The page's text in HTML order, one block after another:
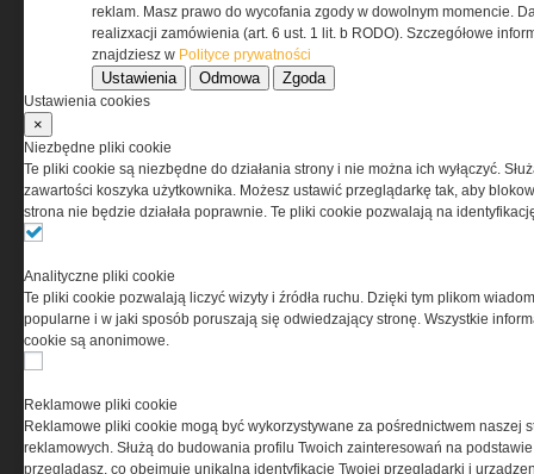
Przeczytaj regulamin
PRYWATNOŚĆ
Ta witryna wykorzystuje pliki cookies do przechowywania
w tym w sposób dostosowany do indywidualnych potrzeb.
Korzystanie z witryny bez zmiany ustawień dotyczących
cookies oznacza, że będą one zamieszczane w Twoim
urządzeniu końcowym. W każdym momencie możesz
serwisu prosimy o zapoznanie się z naszą
prywatnościorazinformacją o cookies.
reklam. Masz prawo do wycofania zgody w dowolnym momencie.
realizxacji zamówienia (art. 6 ust. 1 lit. b RODO). Szczegółowe
znajdziesz w Polityce prywatności
Ustawienia Odmowa Zgoda
Ustawienia cookies
×
Niezbędne pliki cookie
Te pliki cookie są niezbędne do działania strony i nie można ich wyłączyć.
zawartości koszyka użytkownika. Możesz ustawić przeglądarkę tak, aby
strona nie będzie działała poprawnie. Te pliki cookie pozwalają na
Analityczne pliki cookie
Te pliki cookie pozwalają liczyć wizyty i źródła ruchu. Dzięki tym plikom
popularne i w jaki sposób poruszają się odwiedzający stronę. Wszystkie
cookie są anonimowe.
Reklamowe pliki cookie
Reklamowe pliki cookie mogą być wykorzystywane za pośrednictwem naszej
reklamowych. Służą do budowania profilu Twoich zainteresowań na
przeglądasz, co obejmuje unikalną identyfikację Twojej przeglądarki i